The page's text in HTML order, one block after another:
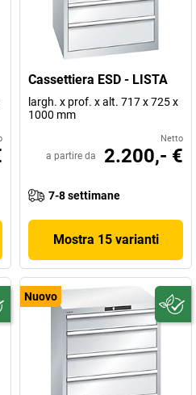
Cassettiera ESD - LISTA
largh. x prof. x alt. 717 x 725 x
1000 mm
Netto
a partire da 2.200,- €
7-8 settimane
Mostra 15 varianti
Nuovo